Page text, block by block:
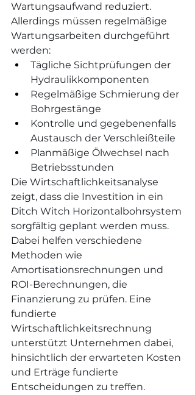
Wartungsaufwand reduziert.
Allerdings müssen regelmäßige
Wartungsarbeiten durchgeführt
werden:
Tägliche Sichtprüfungen der
Hydraulikkomponenten
Regelmäßige Schmierung der
Bohrgestänge
Kontrolle und gegebenenfalls
Austausch der Verschleißteile
Planmäßige Ölwechsel nach
Betriebsstunden
Die Wirtschaftlichkeitsanalyse
zeigt, dass die Investition in ein
Ditch Witch Horizontalbohrsystem
sorgfältig geplant werden muss.
Dabei helfen verschiedene
Methoden wie
Amortisationsrechnungen und
ROI-Berechnungen, die
Finanzierung zu prüfen. Eine
fundierte
Wirtschaftlichkeitsrechnung
unterstützt Unternehmen dabei,
hinsichtlich der erwarteten Kosten
und Erträge fundierte
Entscheidungen zu treffen.